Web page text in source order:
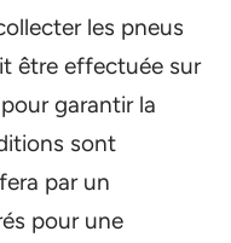
les pneus
être effectuée sur
garantir la
sont
par un
pour une